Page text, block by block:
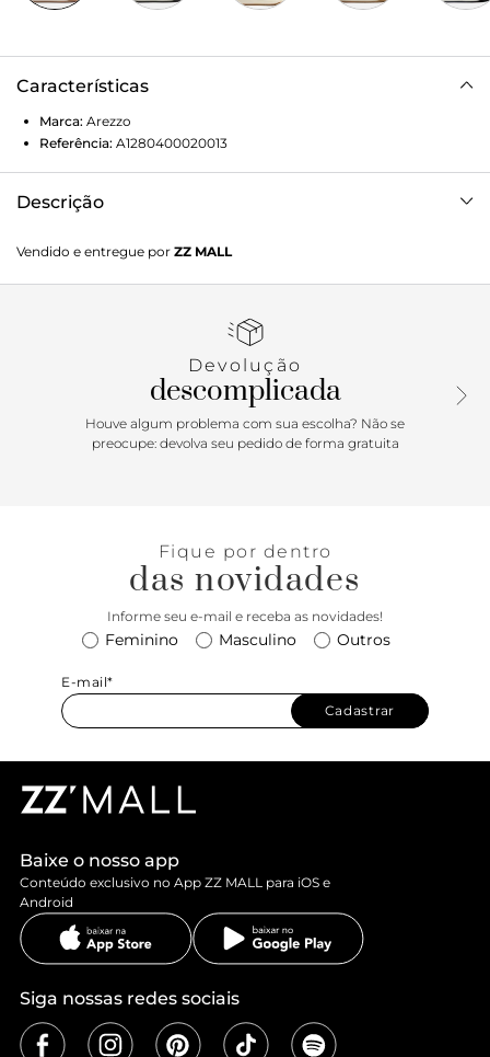
Características
Marca: Arezzo
Referência: A1280400020013
Descrição
solado baixo emborrachado branco com base marrom. Traz
cabedal com recortes e aplicações e perfuros nas laterais e
em cadarços marrons e língua canelada.
Vendido e entregue por ZZ MALL
Devolução
descomplicada
Houve algum problema com sua escolha? Não se
preocupe: devolva seu pedido de forma gratuita
Fique por dentro
das novidades
Informe seu e-mail e receba as novidades!
Feminino Masculino Outros
E-mail*
Cadastrar
Baixe o nosso app
Conteúdo exclusivo no App ZZ MALL para iOS e
Android
Siga nossas redes sociais